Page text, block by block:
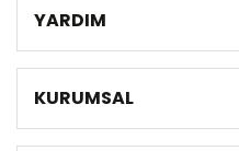
YARDIM
KURUMSAL